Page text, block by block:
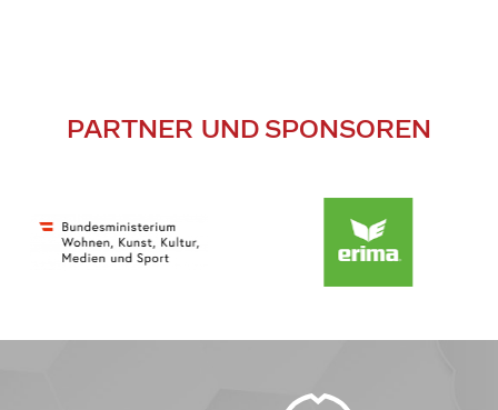
PARTNER UND SPONSOREN